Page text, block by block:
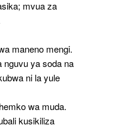
mvua za
maneno mengi.
nguvu ya soda na
ni la yule
wa muda.
kusikiliza